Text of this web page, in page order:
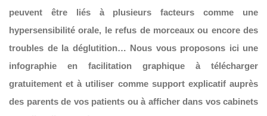
peuvent être liés à plusieurs facteurs comme une
hypersensibilité orale, le refus de morceaux ou encore des
troubles de la déglutition… Nous vous proposons ici une
infographie en facilitation graphique à télécharger
gratuitement et à utiliser comme support explicatif auprès
des parents de vos patients ou à afficher dans vos cabinets